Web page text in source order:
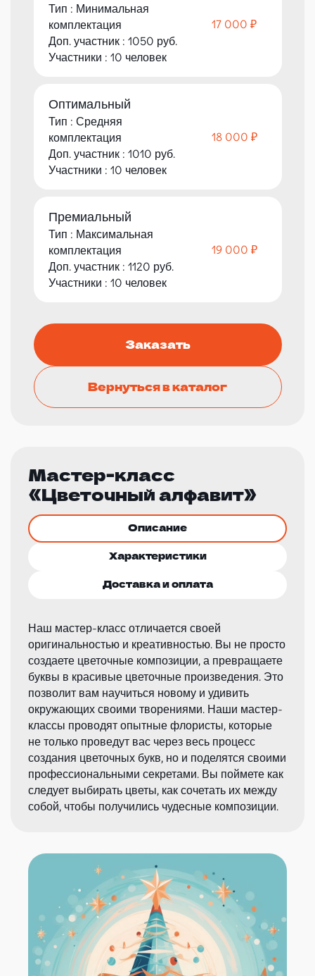
Тип : Минимальная
комплектация
Доп. участник : 1050 руб.
Участники : 10 человек
17 000 ₽
Оптимальный
Тип : Средняя
комплектация
Доп. участник : 1010 руб.
Участники : 10 человек
18 000 ₽
Премиальный
Тип : Максимальная
комплектация
Доп. участник : 1120 руб.
Участники : 10 человек
19 000 ₽
Заказать
Вернуться в каталог
Мастер-класс
«Цветочный алфавит»
Описание
Характеристики
Доставка и оплата
Наш мастер-класс отличается своей
оригинальностью и креативностью. Вы не просто
создаете цветочные композиции, а превращаете
буквы в красивые цветочные произведения. Это
позволит вам научиться новому и удивить
окружающих своими творениями. Наши мастер-
классы проводят опытные флористы, которые
не только проведут вас через весь процесс
создания цветочных букв, но и поделятся своими
профессиональными секретами. Вы поймете как
следует выбирать цветы, как сочетать их между
собой, чтобы получились чудесные композиции.